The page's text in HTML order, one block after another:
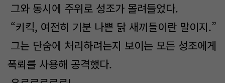
그와 동시에 주위로 성조가 몰려들었다.
“키킥, 여전히 기분 나쁜 닭 새끼들이란 말이지.”
그는 단숨에 처리하려는지 보이는 모든 성조에게
폭뢰를 사용해 공격했다.